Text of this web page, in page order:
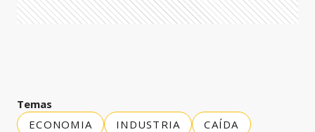
Temas
ECONOMIA
INDUSTRIA
CAÍDA